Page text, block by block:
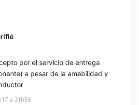
à 21h58
por el servicio de entrega
a pesar de la amabilidad y